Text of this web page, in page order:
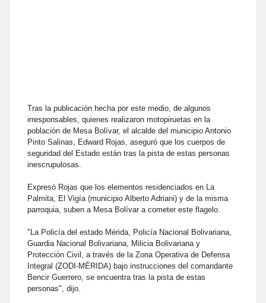
Tras la publicación hecha por este medio, de algunos
irresponsables, quienes realizaron motopiruetas en la
población de Mesa Bolívar, el alcalde del municipio Antonio
Pinto Salinas, Edward Rojas, aseguró que los cuerpos de
seguridad del Estado están tras la pista de estas personas
inescrupulosas.
Expresó Rojas que los elementos residenciados en La
Palmita, El Vigía (municipio Alberto Adriani) y de la misma
parroquia, suben a Mesa Bolívar a cometer este flagelo.
"La Policía del estado Mérida, Policía Nacional Bolivariana,
Guardia Nacional Bolivariana, Milicia Bolivariana y
Protección Civil, a través de la Zona Operativa de Defensa
Integral (ZODI-MÉRIDA) bajo instrucciones del comandante
Bencir Guerrero, se encuentra tras la pista de estas
personas", dijo.